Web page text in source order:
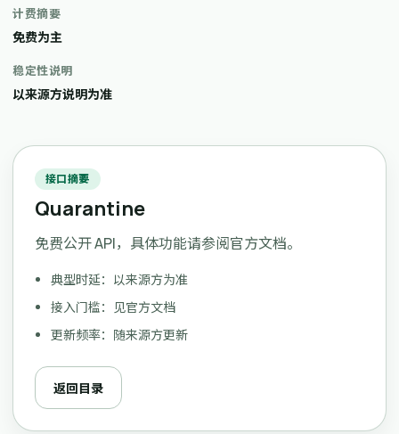
计费摘要
免费为主
稳定性说明
以来源方说明为准
接口摘要
Quarantine
免费公开 API，具体功能请参阅官方文档。
典型时延：以来源方为准
接入门槛：见官方文档
更新频率：随来源方更新
返回目录